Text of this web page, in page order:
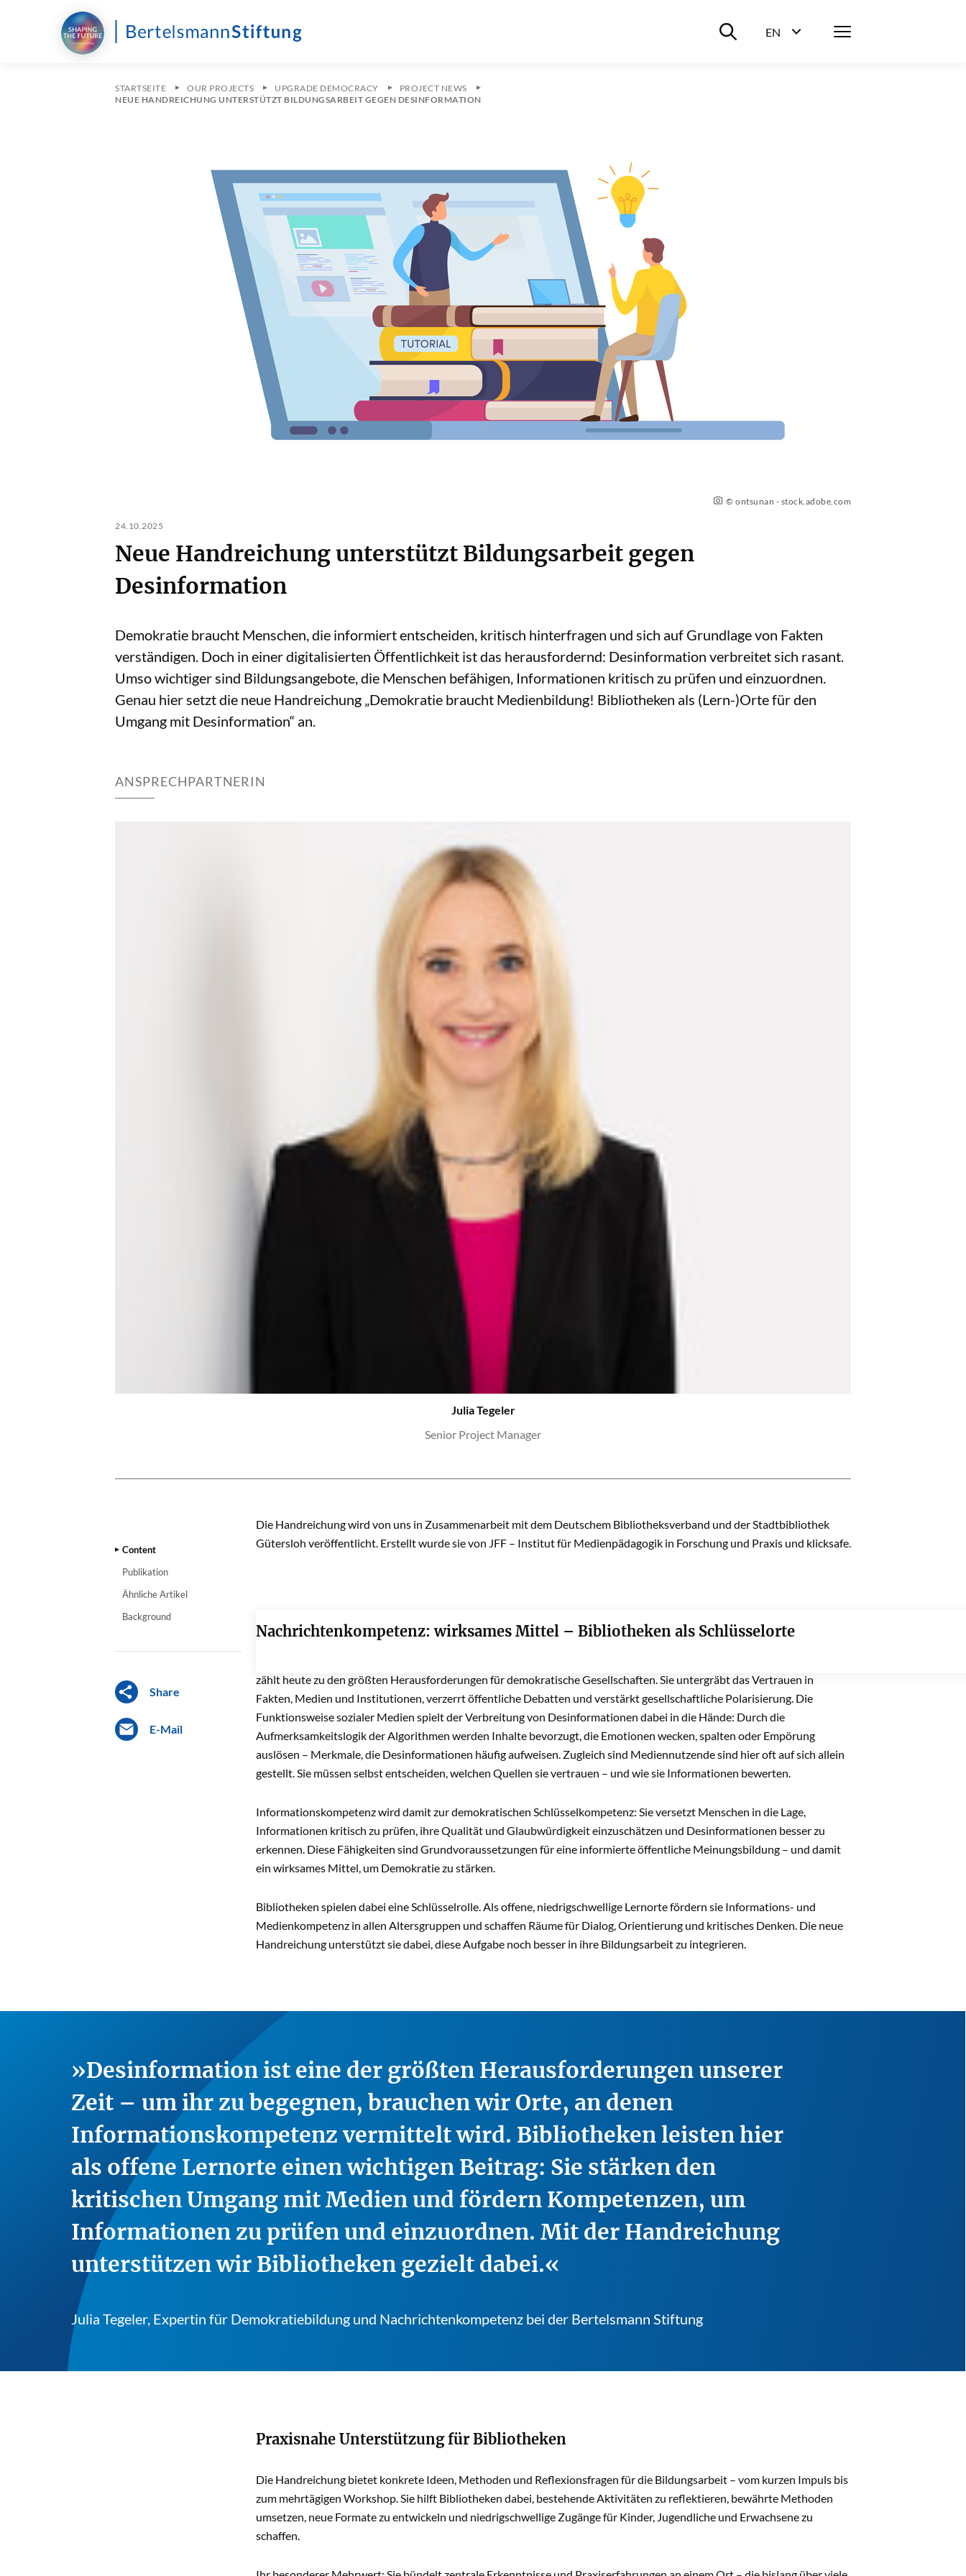
Suche ein-/ausblenden
EN
Menü
STARTSEITE OUR PROJECTS UPGRADE DEMOCRACY
PROJECT NEWS
NEUE HANDREICHUNG UNTERSTÜTZT BILDUNGSARBEIT GEGEN DESINFORMATION
© ontsunan - stock.adobe.com
24.10.2025
Neue Handreichung unterstützt Bildungsarbeit gegen
Desinformation
Demokratie braucht Menschen, die informiert entscheiden, kritisch hinterfragen und sich auf Grundlage von Fakten
verständigen. Doch in einer digitalisierten Öffentlichkeit ist das herausfordernd: Desinformation verbreitet sich rasant.
Umso wichtiger sind Bildungsangebote, die Menschen befähigen, Informationen kritisch zu prüfen und einzuordnen.
Genau hier setzt die neue Handreichung „Demokratie braucht Medienbildung! Bibliotheken als (Lern-)Orte für den
Umgang mit Desinformation“ an.
ANSPRECHPARTNERIN
Julia Tegeler
Senior Project Manager
Content
Publikation
Ähnliche Artikel
Background
Share
E-Mail
CONTENT
Die Handreichung wird von uns in Zusammenarbeit mit dem Deutschem Bibliotheksverband und der Stadtbibliothek
Gütersloh veröffentlicht. Erstellt wurde sie von JFF – Institut für Medienpädagogik in Forschung und Praxis und klicksafe.
Nachrichtenkompetenz: wirksames Mittel – Bibliotheken als Schlüsselorte
Nachrichtenkompetenz: wirksames Mittel – Bibliotheken als Schlüsselorte
zählt heute zu den größten Herausforderungen für demokratische Gesellschaften. Sie untergräbt das Vertrauen in
Fakten, Medien und Institutionen, verzerrt öffentliche Debatten und verstärkt gesellschaftliche Polarisierung. Die
Funktionsweise sozialer Medien spielt der Verbreitung von Desinformationen dabei in die Hände: Durch die
Aufmerksamkeitslogik der Algorithmen werden Inhalte bevorzugt, die Emotionen wecken, spalten oder Empörung
auslösen – Merkmale, die Desinformationen häufig aufweisen. Zugleich sind Mediennutzende sind hier oft auf sich allein
gestellt. Sie müssen selbst entscheiden, welchen Quellen sie vertrauen – und wie sie Informationen bewerten.
Informationskompetenz wird damit zur demokratischen Schlüsselkompetenz: Sie versetzt Menschen in die Lage,
Informationen kritisch zu prüfen, ihre Qualität und Glaubwürdigkeit einzuschätzen und Desinformationen besser zu
erkennen. Diese Fähigkeiten sind Grundvoraussetzungen für eine informierte öffentliche Meinungsbildung – und damit
ein wirksames Mittel, um Demokratie zu stärken.
Bibliotheken spielen dabei eine Schlüsselrolle. Als offene, niedrigschwellige Lernorte fördern sie Informations- und
Medienkompetenz in allen Altersgruppen und schaffen Räume für Dialog, Orientierung und kritisches Denken. Die neue
Handreichung unterstützt sie dabei, diese Aufgabe noch besser in ihre Bildungsarbeit zu integrieren.
Desinformation ist eine der größten Herausforderungen unserer
Zeit – um ihr zu begegnen, brauchen wir Orte, an denen
Informationskompetenz vermittelt wird. Bibliotheken leisten hier
als offene Lernorte einen wichtigen Beitrag: Sie stärken den
kritischen Umgang mit Medien und fördern Kompetenzen, um
Informationen zu prüfen und einzuordnen. Mit der Handreichung
unterstützen wir Bibliotheken gezielt dabei.
Julia Tegeler, Expertin für Demokratiebildung und Nachrichtenkompetenz bei der Bertelsmann Stiftung
Praxisnahe Unterstützung für Bibliotheken
Die Handreichung bietet konkrete Ideen, Methoden und Reflexionsfragen für die Bildungsarbeit – vom kurzen Impuls bis
zum mehrtägigen Workshop. Sie hilft Bibliotheken dabei, bestehende Aktivitäten zu reflektieren, bewährte Methoden
umsetzen, neue Formate zu entwickeln und niedrigschwellige Zugänge für Kinder, Jugendliche und Erwachsene zu
schaffen.